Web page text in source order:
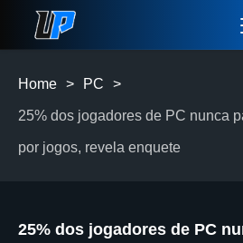
Home > PC >
25% dos jogadores de PC nunca
por jogos, revela enquete
25% dos jogadores de PC